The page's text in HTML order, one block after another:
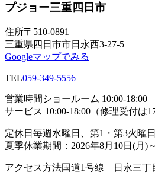
プジョー三重四日市
住所〒510-0891
三重県四日市市日永西3-27-5
Googleマップでみる
TEL059-349-5556
営業時間 ショールーム 10:00-18:00
サービス 10:00-18:00（修理受付は
定休日 毎週水曜日、第1・第3火曜
夏季休業期間：2026年8月10日(月)
アクセス方法国道1号線 日永三丁